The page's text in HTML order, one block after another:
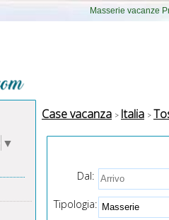
Masserie vacanze
▼
Case vacanza Italia
Dal:
Tipologia: